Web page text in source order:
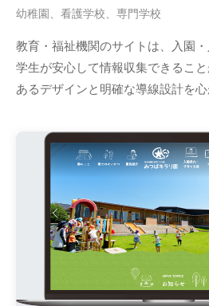
幼稚園、看護学校、専門学校
教育・福祉機関のサイトは、入園
学生が安心して情報収集できるこ
あるデザインと明確な導線設計を心